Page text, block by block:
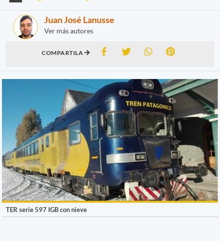
Juan José Lanusse
Ver más autores
COMPARTILA
TER serie 597 IGB con nieve